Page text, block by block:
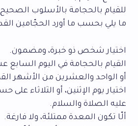
للقيام بالحجامة بالأسلوب
ما يلي بحسب ما أورد الحجّامين
اختيار شخص ذو خبرة، ومضمون.
القيام بالحجامة في اليوم السابع
أو الواحد والعشرين من الأشهر
اختيار يوم الإثنين، أو الثلاثاء على
عليه الصلاة والسلام.
ألّا تكون المعدة ممتلئة، ولا فارغة.